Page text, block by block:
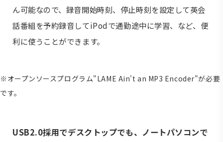
ん可能なので、録音開始時刻、停止時刻を設定して英会
話番組を予約録音してiPodで通勤途中に学習、など、便
利に使うことができます。
※オープンソースプログラム"LAME Ain't an MP3 Encoder"が必要
です。
USB2.0採用でデスクトップでも、ノートパソコンで